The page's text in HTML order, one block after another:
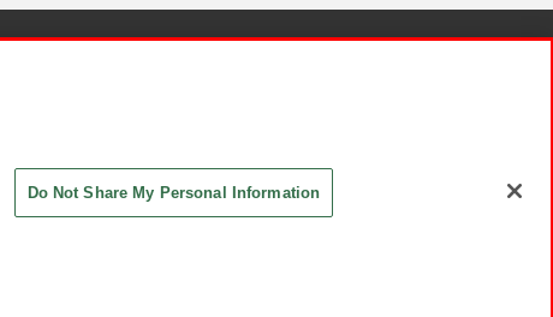
Do Not Share My Personal Information